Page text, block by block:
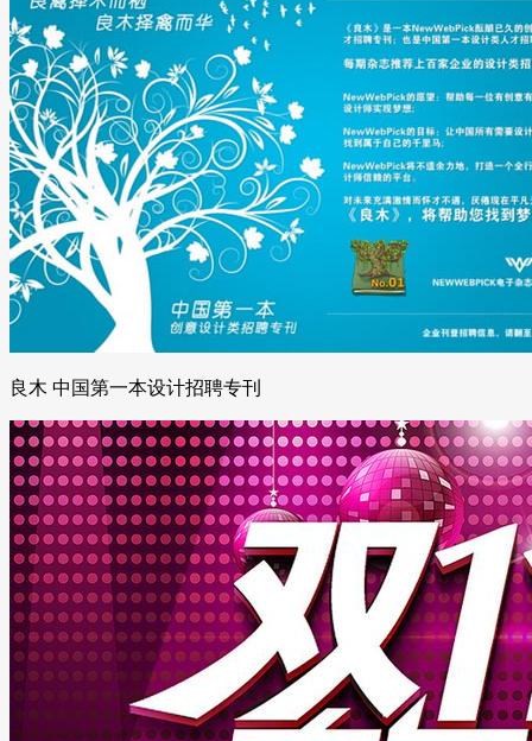
良木 中国第一本设计招聘专刊